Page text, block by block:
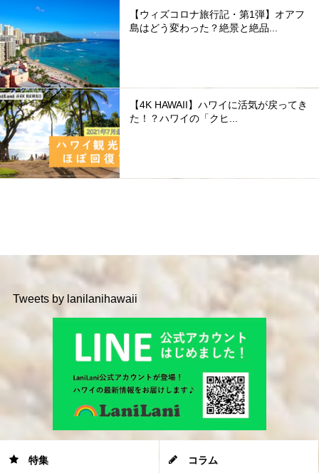
【ウィズコロナ旅行記・第1弾】オアフ
島はどう変わった？絶景と絶品...
【4K HAWAII】ハワイに活気が戻ってき
た！？ハワイの「クヒ...
Tweets by lanilanihawaii
特集 コラム